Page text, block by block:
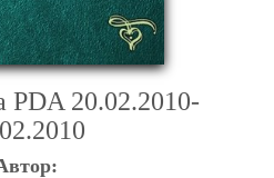
PDA 20.02.2010-